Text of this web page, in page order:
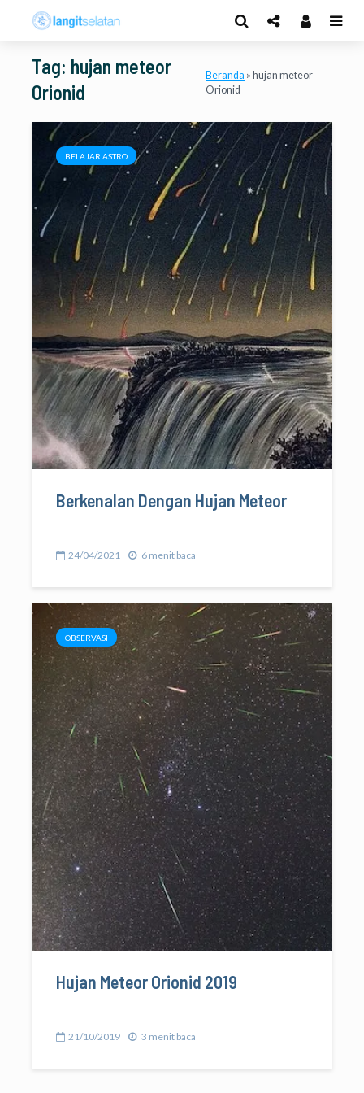
Tag: hujan meteor
Orionid
Beranda » hujan meteor
Orionid
BELAJAR ASTRO
Berkenalan Dengan Hujan Meteor
24/04/2021 6 menit baca
OBSERVASI
Hujan Meteor Orionid 2019
21/10/2019 3 menit baca